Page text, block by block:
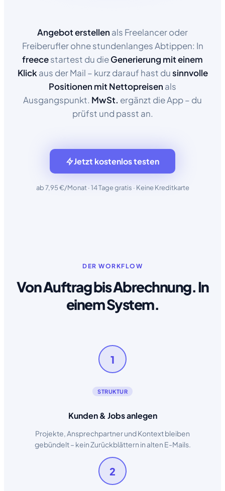
Angebot erstellen als Freelancer oder
Freiberufler ohne stundenlanges Abtippen: In
freecestartest du dieGenerierung mit einem
Klick aus der Mail – kurz darauf hast dusinnvolle
Positionen mit Nettopreisen als
Ausgangspunkt. MwSt. ergänzt die App – du
prüfst und passt an.
Jetzt kostenlos testen
ab 7,95 €/Monat · 14 Tage gratis · Keine Kreditkarte
DER WORKFLOW
Von Auftrag bis Abrechnung. In
einem System.
1
STRUKTUR
Kunden & Jobs anlegen
Projekte, Ansprechpartner und Kontext bleiben
gebündelt – kein Zurückblättern in alten E-Mails.
2